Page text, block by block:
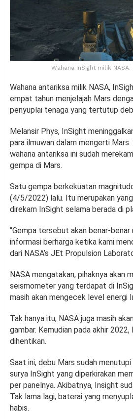
Wahana InSight milik NASA.
Wahana antariksa milik NASA,
empat tahun menjelajah Mars
penyuplai tenaga yang tertutup
Melansir Phys, InSight
para ilmuwan dalam mengerti Mars.
wahana antariksa ini sudah
gempa di Mars.
Satu gempa berkekuatan
(4/5/2022) lalu. Itu merupakan
direkam InSight selama berada di
“Gempa tersebut akan benar-benar
informasi berharga ketika kami
dari NASA’s JEt Propulsion
NASA mengatakan, pihaknya akan
seismometer yang terdapat di
masih akan mengecek level energi
Tak hanya itu, NASA juga masih
gambar. Kemudian pada akhir
dihentikan.
Saat ini, debu Mars sudah
surya InSight yang diperkirakan
per panelnya. Akibatnya, Insight
Tak lama lagi, baterai yang
habis.